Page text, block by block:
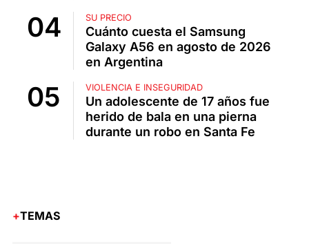
SU PRECIO
Cuánto cuesta el Samsung
Galaxy A56 en agosto de 2026
en Argentina
VIOLENCIA E INSEGURIDAD
Un adolescente de 17 años fue
herido de bala en una pierna
durante un robo en Santa Fe
TEMAS